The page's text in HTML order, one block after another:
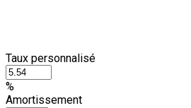
Taux personnalisé
%
Amortissement